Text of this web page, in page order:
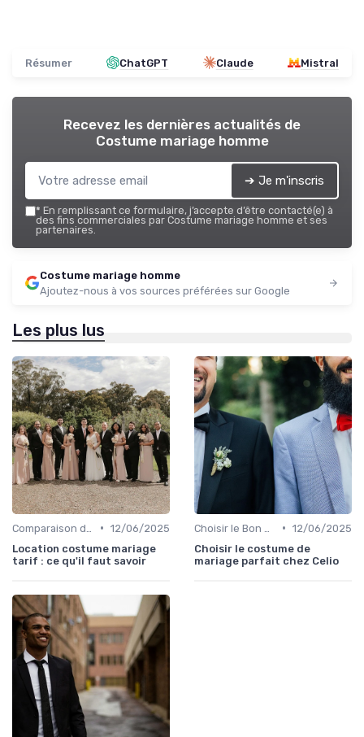
Résumer ChatGPT Claude Mistral
Recevez les dernières actualités de
Costume mariage homme
➔ Je m'inscris
* En remplissant ce formulaire, j’accepte d’être contacté(e) à
des fins commerciales par Costume mariage homme et ses
partenaires.
Costume mariage homme
Ajoutez-nous à vos sources préférées sur Google
Les plus lus
• 12/06/2025
Location costume mariage
tarif : ce qu'il faut savoir
• 12/06/2025
Choisir le costume de
mariage parfait chez Celio